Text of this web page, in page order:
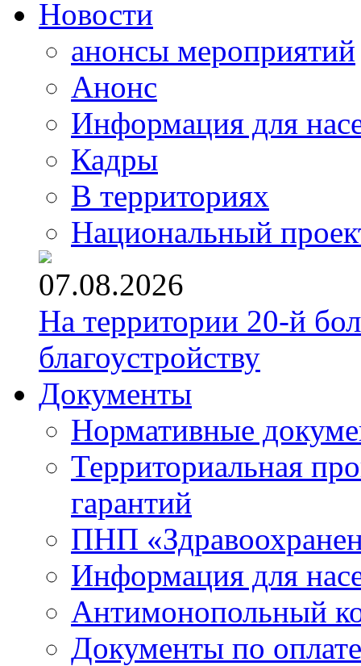
Новости
анонсы мероприятий
Анонс
Информация для
Кадры
В территориях
Национальный
07.08.2026
На территории 20-й
благоустройству
Документы
Нормативные
Территориальная
гарантий
ПНП
Информация для
Антимонопольный
Документы по